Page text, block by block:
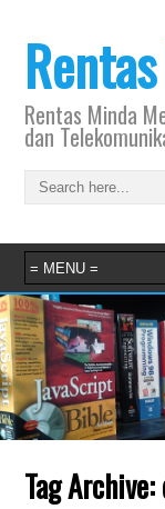
Rentas Minda
dan
Tag Archive: